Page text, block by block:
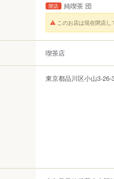
閉店 純喫茶 団
このお店は現在閉店し
喫茶店
東京都品川区小山3-26-